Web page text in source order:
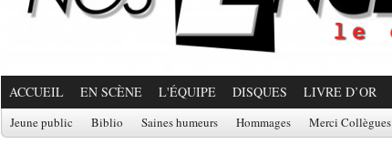
ACCUEIL EN SCÈNE L'ÉQUIPE DISQUES LIVRE D’OR
Jeune public Biblio Saines humeurs Hommages Merci Collègues